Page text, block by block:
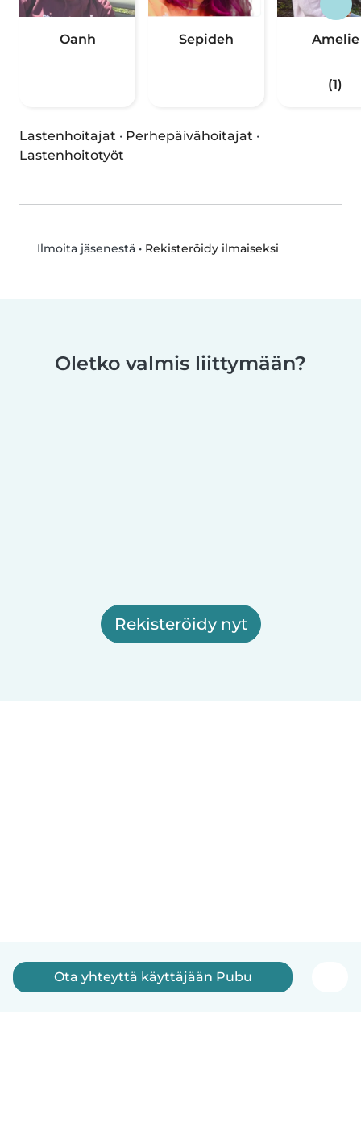
Oanh Sepideh Amelie
(1)
Lastenhoitajat · Perhepäivähoitajat ·
Lastenhoitotyöt
Ilmoita jäsenestä• Rekisteröidy ilmaiseksi
Oletko valmis liittymään?
Rekisteröidy nyt
Ota yhteyttä käyttäjään Pubu